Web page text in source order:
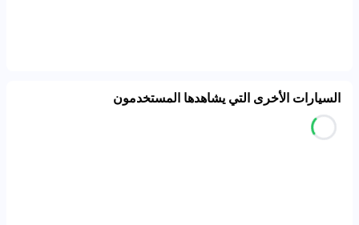
السيارات الأخرى التي يشاهدها المستخدمون